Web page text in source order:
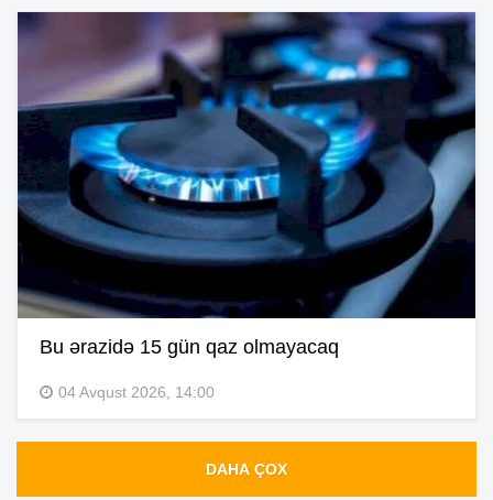
Bu ərazidə 15 gün qaz olmayacaq
04 Avqust 2026, 14:00
DAHA ÇOX